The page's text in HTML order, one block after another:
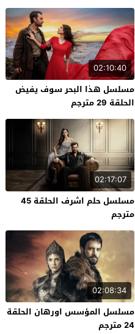
02:10:40
مسلسل هذا البحر سوف يفيض
الحلقة 29 مترجم
02:17:07
مسلسل حلم اشرف الحلقة 45
مترجم
02:08:34
مسلسل المؤسس اورهان الحلقة
24 مترجم